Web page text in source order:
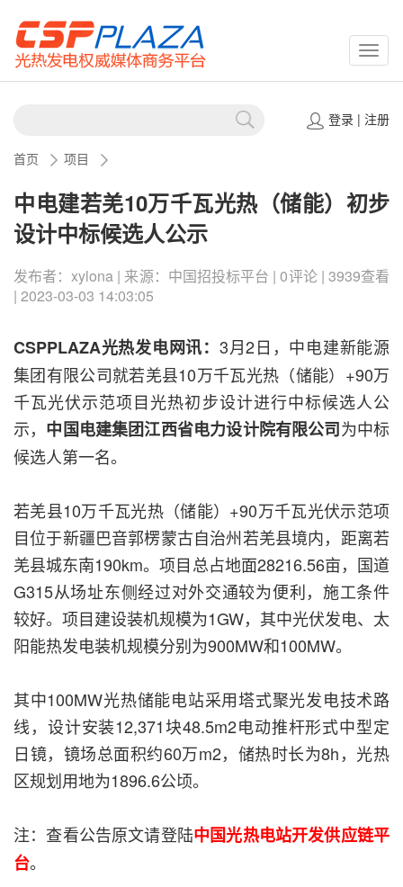
登录| 注册
首页 项目
中电建若羌10万千瓦光热（储能）初步
设计中标候选人公示
发布者：xylona | 来源：中国招投标平台 | 0评论 | 3939查看
| 2023-03-03 14:03:05
CSPPLAZA光热发电网讯： 3月2日，中电建新能源
集团有限公司就若羌县10万千瓦光热（储能）+90万
千瓦光伏示范项目光热初步设计进行中标候选人公
示， 中国电建集团江西省电力设计院有限公司为中标
候选人第一名。
若羌县10万千瓦光热（储能）+90万千瓦光伏示范项
目位于新疆巴音郭楞蒙古自治州若羌县境内，距离若
羌县城东南190km。项目总占地面28216.56亩，国道
G315从场址东侧经过对外交通较为便利，施工条件
较好。项目建设装机规模为1GW，其中光伏发电、太
阳能热发电装机规模分别为900MW和100MW。
其中100MW光热储能电站采用塔式聚光发电技术路
线，设计安装12,371块48.5m2电动推杆形式中型定
日镜，镜场总面积约60万m2，储热时长为8h，光热
区规划用地为1896.6公顷。
注：查看公告原文请登陆中国光热电站开发供应链平
台。